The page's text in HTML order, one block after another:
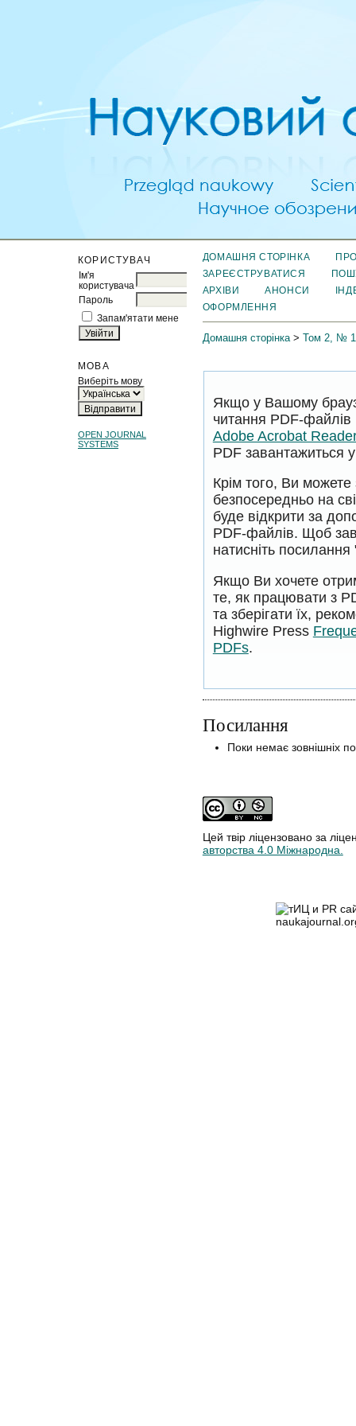
КОРИСТУВАЧ
Ім'я
користувача
Пароль
Запам'ятати мене
МОВА
Виберіть мову
OPEN JOURNAL
SYSTEMS
ДОМАШНЯ СТОРІНКА
ЗАРЕЄСТРУВАТИСЯ
АРХІВИ
АНОНСИ
ОФОРМЛЕННЯ
Домашня сторінка> Том 2, №
Якщо у Вашому
читання PDF-файлів
Adobe Acrobat
PDF завантажиться
Крім того, Ви
безпосередньо на
буде відкрити за
PDF-файлів. Щоб
натисніть
Якщо Ви хочете
те, як працювати з
та зберігати їх,
Highwire Press
PDFs.
Посилання
Поки немає зовнішніх
Цей твір ліцензовано за
авторства 4.0 Міжнародна.